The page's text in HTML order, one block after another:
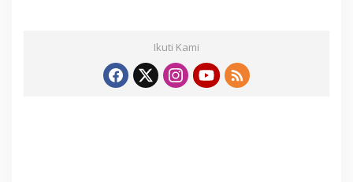
Ikuti Kami